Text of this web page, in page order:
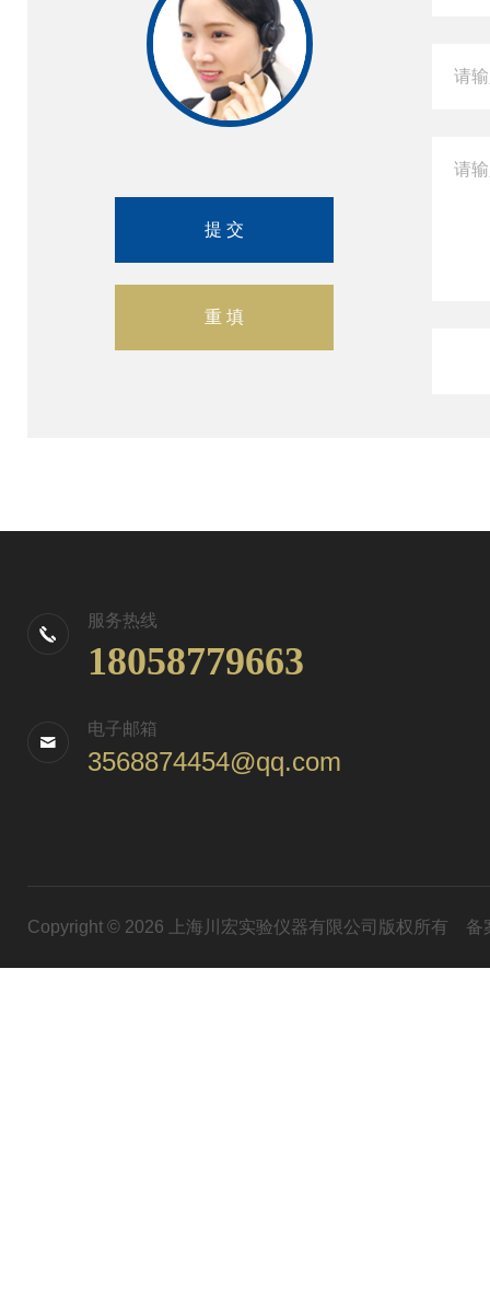
服务热线
18058779663
电子邮箱
3568874454@qq.com
Copyright © 2026 上海川宏实验仪器有限公司版权所有 备